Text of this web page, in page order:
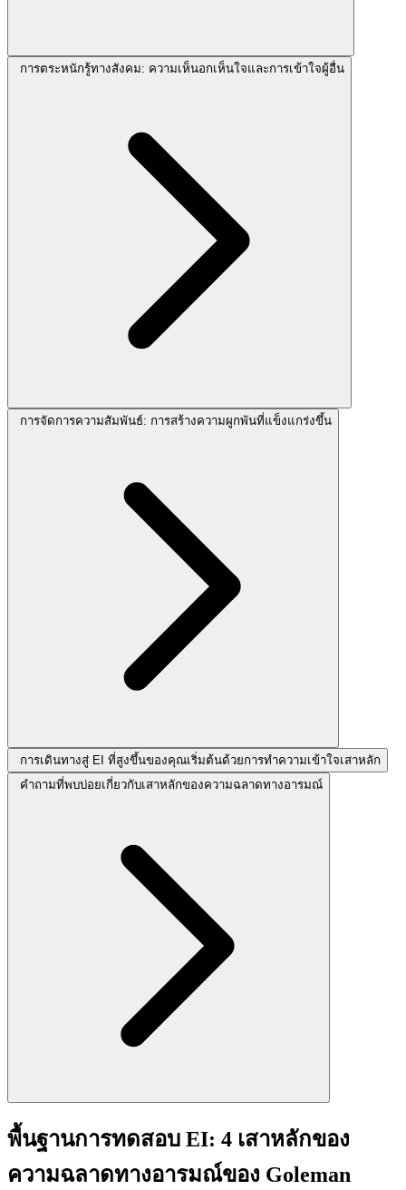
การตระหนักรู้ทางสังคม: ความเห็นอกเห็นใจและการเข้าใจผู้อื่น
การจัดการความสัมพันธ์: การสร้างความผูกพันที่แข็งแกร่งขึ้น
การเดินทางสู่ EI ที่สูงขึ้นของคุณเริ่มต้นด้วยการทำความเข้าใจเสาหลัก
คำถามที่พบบ่อยเกี่ยวกับเสาหลักของความฉลาดทางอารมณ์
พื้นฐานการทดสอบ EI: 4 เสาหลักของ
ความฉลาดทางอารมณ์ของ Goleman